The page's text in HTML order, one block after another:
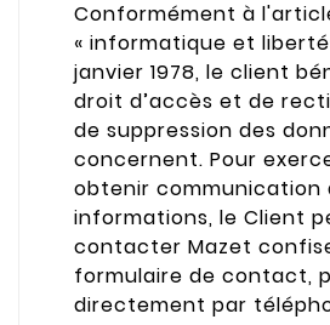
Conformément à
« informatique et
janvier 1978, le client
droit d’accès et de
de suppression des
concernent. Pour
obtenir communication
informations, le Client
contacter Mazet
formulaire de contact,
directement par